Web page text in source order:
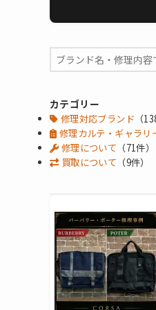
カテゴリー
修理対応ブランド （
修理カルテ・ギャラリ
修理について （71件）
買取について （9件）